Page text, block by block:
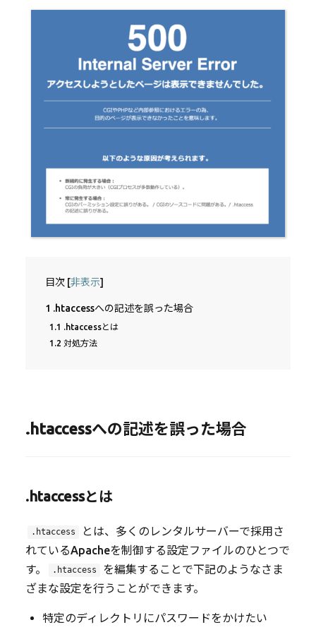
目次 [非表示]
1 .htaccessへの記述を誤った場合
1.1
.htaccessとは
1.2 対処方法
.htaccessへの記述を誤った場合
.htaccessとは
.htaccess
とは、多くのレンタルサーバーで採用さ
れているApacheを制御する設定ファイルのひとつで
す。
.htaccess
を編集することで下記のようなさま
ざまな設定を行うことができます。
特定のディレクトリにパスワードをかけたい